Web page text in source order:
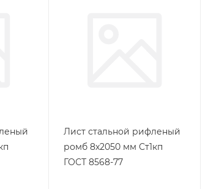
Лист стальной рифленый
ромб 8х2050 мм Ст1кп
ГОСТ 8568-77